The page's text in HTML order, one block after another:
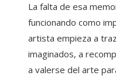
La falta de esa
funcionando como
artista empieza a
imaginados, a
a valerse del arte